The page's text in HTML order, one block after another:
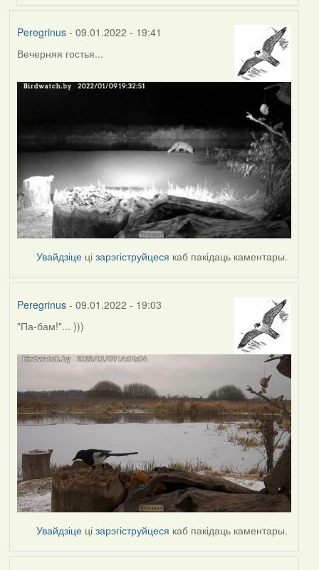
Peregrinus- 09.01.2022 - 19:41
Вечерняя гостья...
Увайдзіце цізарэгіструйцеся каб пакідаць каментары.
Peregrinus- 09.01.2022 - 19:03
"Па-бам!"... )))
Увайдзіце цізарэгіструйцеся каб пакідаць каментары.